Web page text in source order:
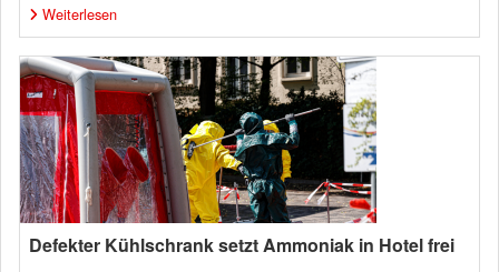
Weiterlesen
Defekter Kühlschrank setzt Ammoniak in Hotel frei